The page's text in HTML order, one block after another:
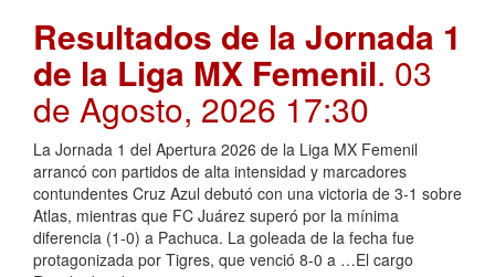
Resultados de la Jornada 1
de la Liga MX Femenil. 03
de Agosto, 2026 17:30
La Jornada 1 del Apertura 2026 de la Liga MX Femenil
arrancó con partidos de alta intensidad y marcadores
contundentes Cruz Azul debutó con una victoria de 3-1 sobre
Atlas, mientras que FC Juárez superó por la mínima
diferencia (1-0) a Pachuca. La goleada de la fecha fue
protagonizada por Tigres, que venció 8-0 a …El cargo